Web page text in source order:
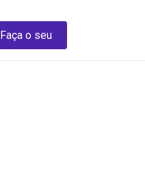
Faça o seu